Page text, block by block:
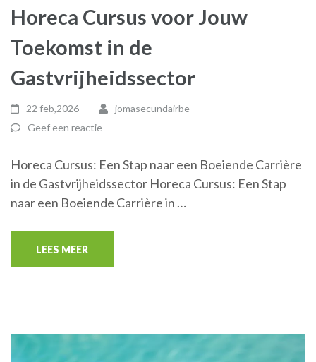
Horeca Cursus voor Jouw
Toekomst in de
Gastvrijheidssector
22 feb,2026
jomasecundairbe
Geef een reactie
Horeca Cursus: Een Stap naar een Boeiende Carrière
in de Gastvrijheidssector Horeca Cursus: Een Stap
naar een Boeiende Carrière in …
LEES MEER